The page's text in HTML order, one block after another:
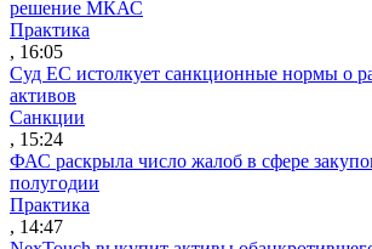
решение МКАС
Практика
, 16:05
Суд ЕС истолкует санкционные нормы о
активов
Санкции
, 15:24
ФАС раскрыла число жалоб в сфере
полугодии
Практика
, 14:47